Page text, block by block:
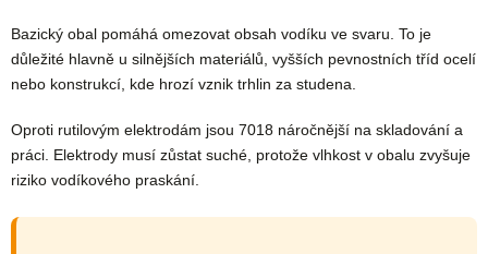
Bazický obal pomáhá omezovat obsah vodíku ve svaru. To je
důležité hlavně u silnějších materiálů, vyšších pevnostních tříd ocelí
nebo konstrukcí, kde hrozí vznik trhlin za studena.
Oproti rutilovým elektrodám jsou 7018 náročnější na skladování a
práci. Elektrody musí zůstat suché, protože vlhkost v obalu zvyšuje
riziko vodíkového praskání.